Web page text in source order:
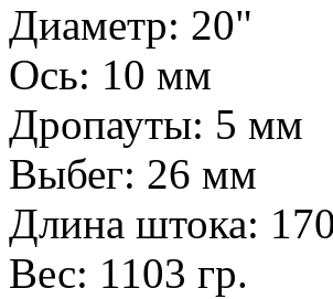
Диаметр: 20"
Ось: 10 мм
Дропауты: 5 мм
Выбег: 26 мм
Длина штока:
Вес: 1103 гр.